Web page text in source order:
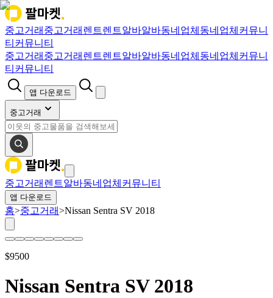
중고거래 중고거래 렌트렌트알바알바동네업체 동네업체 커뮤니
티 커뮤니티
중고거래 중고거래 렌트렌트알바알바동네업체 동네업체 커뮤니
티 커뮤니티
앱 다운로드
중고거래
중고거래 렌트알바동네업체 커뮤니티
앱 다운로드
홈>중고거래>Nissan Sentra SV 2018
$9500
Nissan Sentra SV 2018